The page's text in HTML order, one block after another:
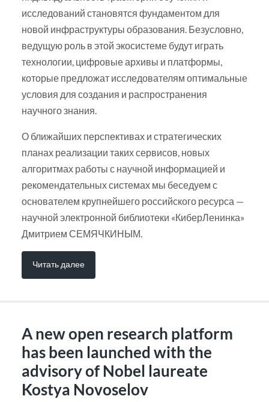
исследований становятся фундаментом для
новой инфраструктуры образования. Безусловно,
ведущую роль в этой экосистеме будут играть
технологии, цифровые архивы и платформы,
которые предложат исследователям оптимальные
условия для создания и распространения
научного знания.
О ближайших перспективах и стратегических
планах реализации таких сервисов, новых
алгоритмах работы с научной информацией и
рекомендательных системах мы беседуем с
основателем крупнейшего российского ресурса —
научной электронной библиотеки «КиберЛенинка»
Дмитрием СЕМЯЧКИНЫМ.
Читать далее
A new open research platform
has been launched with the
advisory of Nobel laureate
Kostya Novoselov